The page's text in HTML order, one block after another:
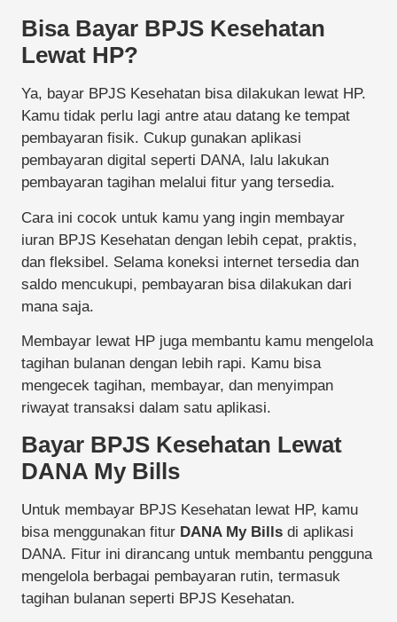
Bisa Bayar BPJS Kesehatan
Lewat HP?
Ya, bayar BPJS Kesehatan bisa dilakukan lewat HP.
Kamu tidak perlu lagi antre atau datang ke tempat
pembayaran fisik. Cukup gunakan aplikasi
pembayaran digital seperti DANA, lalu lakukan
pembayaran tagihan melalui fitur yang tersedia.
Cara ini cocok untuk kamu yang ingin membayar
iuran BPJS Kesehatan dengan lebih cepat, praktis,
dan fleksibel. Selama koneksi internet tersedia dan
saldo mencukupi, pembayaran bisa dilakukan dari
mana saja.
Membayar lewat HP juga membantu kamu mengelola
tagihan bulanan dengan lebih rapi. Kamu bisa
mengecek tagihan, membayar, dan menyimpan
riwayat transaksi dalam satu aplikasi.
Bayar BPJS Kesehatan Lewat
DANA My Bills
Untuk membayar BPJS Kesehatan lewat HP, kamu
bisa menggunakan fitur DANA My Bills di aplikasi
DANA. Fitur ini dirancang untuk membantu pengguna
mengelola berbagai pembayaran rutin, termasuk
tagihan bulanan seperti BPJS Kesehatan.